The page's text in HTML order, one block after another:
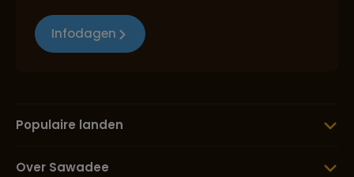
Infodagen
Populaire landen
Over Sawadee